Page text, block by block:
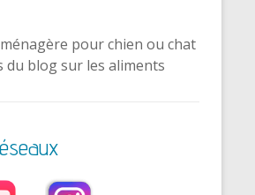
pour chien ou chat
du blog sur les aliments